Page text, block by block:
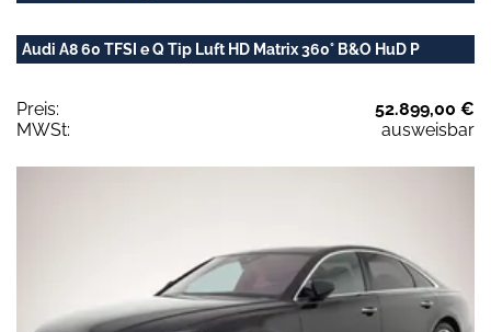
Audi A8 60 TFSI e Q Tip Luft HD Matrix 360° B&O HuD P
Preis:
52.899,00 €
MWSt:
ausweisbar